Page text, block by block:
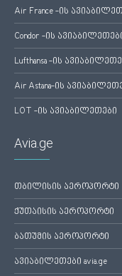
Air France -ის
Condor -ის
Lufthansa -ის
Air Astana-ის
LOT -ის ავიაბილეთები
Avia.ge
თბილისის აეროპორტი
ქუთაისის აეროპორტი
ბათუმის აეროპორტი
ავიაბილეთები avia.ge